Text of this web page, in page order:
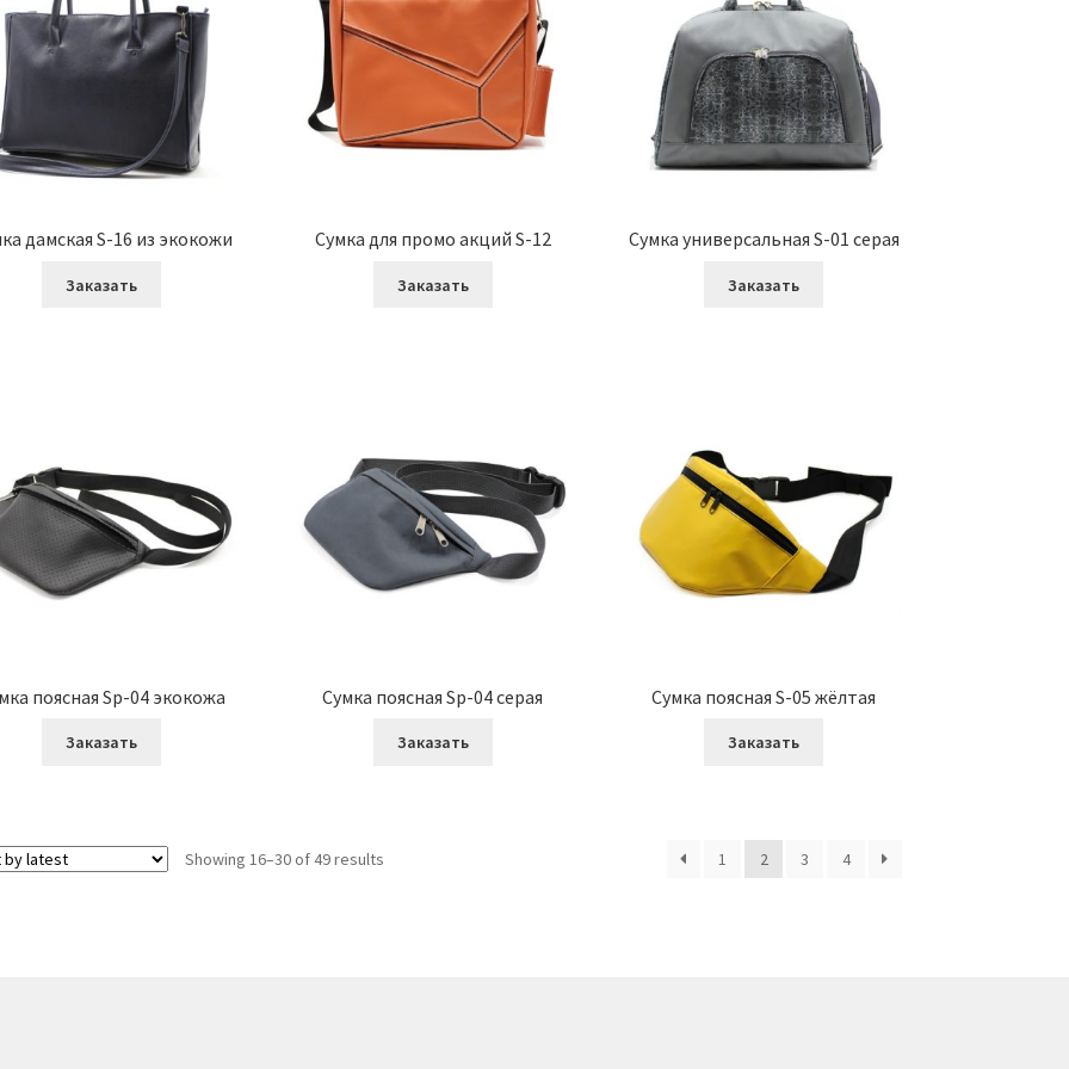
дамская S-16 из экокожи
Заказать
Сумка для промо акций S-12
Заказать
Сумка универсальная S-01 серая
Заказать
поясная Sp-04 экокожа
Заказать
Сумка поясная Sp-04 серая
Заказать
Сумка поясная S-05 жёлтая
Заказать
Showing 16–30 of 49 results 1 2 3 4